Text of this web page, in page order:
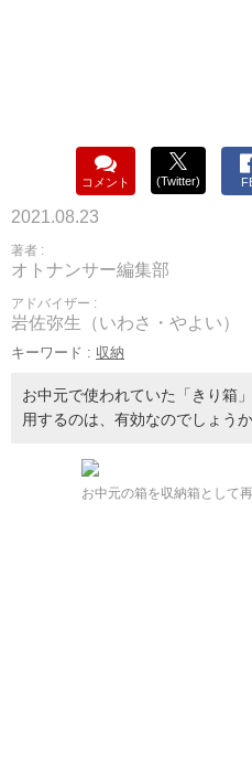
コメント (Twitter)
2021.08.23
著者 :
オトナンサー編集部
アドバイザー :
岩佐弥生（いわさ・やよい）
キーワード : 収納
お中元で使われていた「きり箱
用するのは、有効なのでしょう
お中元の箱を収納箱として